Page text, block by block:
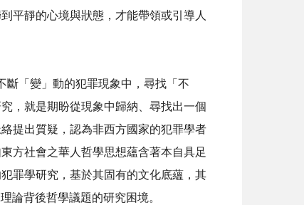
平靜的心境與狀態，才能帶領或引導人
「變」動的犯罪現象中，尋找「不
，就是期盼從現象中歸納、尋找出一個
提出質疑，認為非西方國家的犯罪學者
方社會之華人哲學思想蘊含著本自具足
罪學研究，基於其固有的文化底蘊，其
論背後哲學議題的研究困境。